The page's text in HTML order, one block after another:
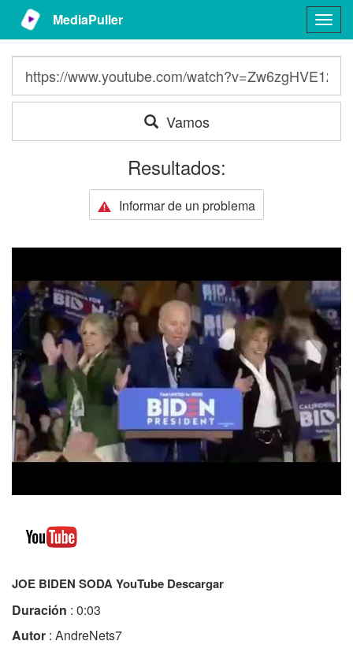
MediaPuller
Vamos
Resultados:
Informar de un problema
JOE BIDEN SODA YouTube Descargar
Duración : 0:03
Autor : AndreNets7